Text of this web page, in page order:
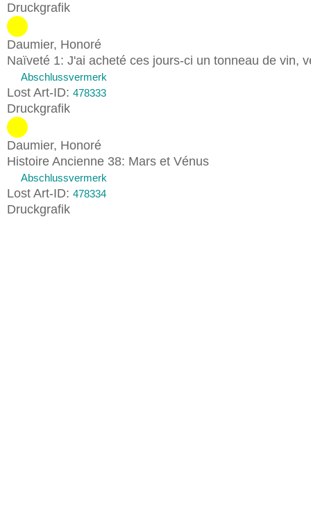
Druckgrafik
Daumier, Honoré
Naïveté 1: J'ai acheté ces jours-ci un tonneau de vin,
Abschlussvermerk
Lost Art-ID: 478333
Druckgrafik
Daumier, Honoré
Histoire Ancienne 38: Mars et Vénus
Abschlussvermerk
Lost Art-ID: 478334
Druckgrafik